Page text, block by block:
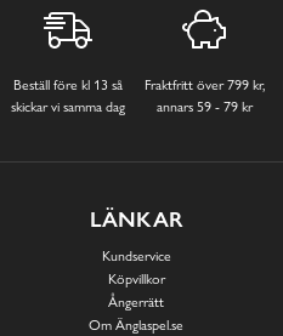
Beställ före kl 13 så
skickar vi samma dag
Fraktfritt över 799 kr,
annars 59 - 79 kr
LÄNKAR
Kundservice
Köpvillkor
Ångerrätt
Om Änglaspel.se